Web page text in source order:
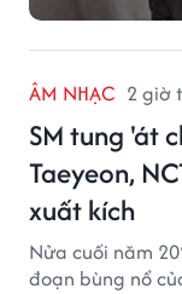
ÂM NHẠC 2 giờ
SM tung 'át
Taeyeon,
xuất kích
Nửa cuối năm
đoạn bùng nổ